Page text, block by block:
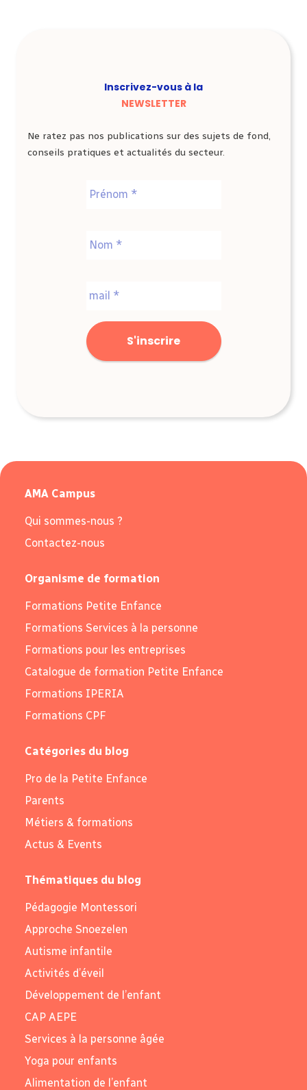
Inscrivez-vous à la
NEWSLETTER
Ne ratez pas nos publications sur des sujets de fond,
conseils pratiques et actualités du secteur.
mail *
AMA Campus
Qui sommes-nous ?
Contactez-nous
Organisme de formation
Formations Petite Enfance
Formations Services à la personne
Formations pour les entreprises
Catalogue de formation Petite Enfance
Formations IPERIA
Formations CPF
Catégories du blog
Pro de la Petite Enfance
Parents
Métiers & formations
Actus & Events
Thématiques du blog
Pédagogie Montessori
Approche Snoezelen
Autisme infantile
Activités d’éveil
Développement de l’enfant
CAP AEPE
Services à la personne âgée
Yoga pour enfants
Alimentation de l’enfant